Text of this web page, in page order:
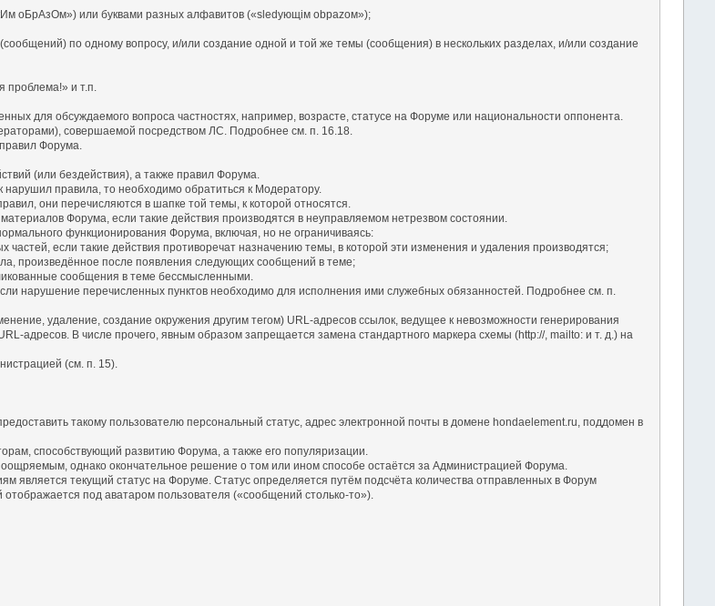
оБрАзОм») или буквами разных алфавитов («slеdующiм оbраzом»);
по одному вопросу, и/или создание одной и той же темы (сообщения) в нескольких разделах, и/или создание
и т.п.
для обсуждаемого вопроса частностях, например, возрасте, статусе на Форуме или национальности оппонента.
совершаемой посредством ЛС. Подробнее см. п. 16.18.
Форума.
(или бездействия), а также правил Форума.
правила, то необходимо обратиться к Модератору.
они перечисляются в шапке той темы, к которой относятся.
Форума, если такие действия производятся в неуправляемом нетрезвом состоянии.
функционирования Форума, включая, но не ограничиваясь:
если такие действия противоречат назначению темы, в которой эти изменения и удаления производятся;
произведённое после появления следующих сообщений в теме;
сообщения в теме бессмысленными.
нарушение перечисленных пунктов необходимо для исполнения ими служебных обязанностей. Подробнее см. п.
удаление, создание окружения другим тегом) URL-адресов ссылок, ведущее к невозможности генерирования
адресов. В числе прочего, явным образом запрещается замена стандартного маркера схемы (http://, mailto: и т. д.) на
(см. п. 15).
такому пользователю персональный статус, адрес электронной почты в домене hondaelement.ru, поддомен в
способствующий развитию Форума, а также его популяризации.
однако окончательное решение о том или ином способе остаётся за Администрацией Форума.
является текущий статус на Форуме. Статус определяется путём подсчёта количества отправленных в Форум
под аватаром пользователя («сообщений столько-то»).